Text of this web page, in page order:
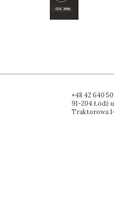
+48 42 640
91-204 Łódź
Traktorowa